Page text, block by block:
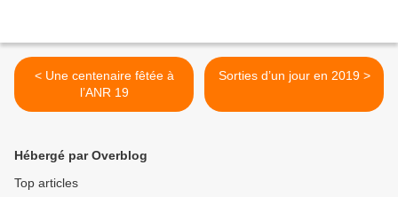
< Une centenaire fêtée à
l’ANR 19
Sorties d’un jour en 2019 >
Hébergé par Overblog
Top articles